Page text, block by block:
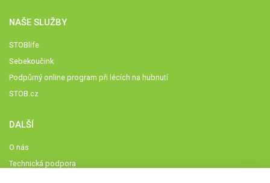
NAŠE SLUŽBY
STOBlife
Sebekoučink
Podpůrný online program při lécích na hubnutí
STOB.cz
DALŠÍ
O nás
Technická podpora